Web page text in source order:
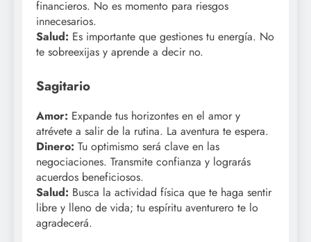
financieros. No es momento para riesgos
innecesarios.
Salud: Es importante que gestiones tu energía. No
te sobreexijas y aprende a decir no.
Sagitario
Amor: Expande tus horizontes en el amor y
atrévete a salir de la rutina. La aventura te espera.
Dinero: Tu optimismo será clave en las
negociaciones. Transmite confianza y lograrás
acuerdos beneficiosos.
Salud: Busca la actividad física que te haga sentir
libre y lleno de vida; tu espíritu aventurero te lo
agradecerá.